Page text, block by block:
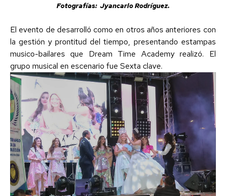
Fotografías: Jyancarlo Rodríguez.
El evento de desarrolló como en otros años anteriores con
la gestión y prontitud del tiempo, presentando estampas
musico-bailares que Dream Time Academy realizó. El
grupo musical en escenario fue Sexta clave.